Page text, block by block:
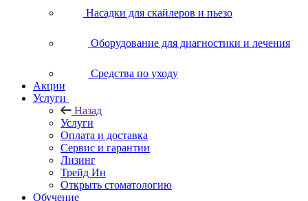
Насадки для скайлеров и пьезо
Оборудование для диагностики и лечения
Средства по уходу
Акции
Услуги
Назад
Услуги
Оплата и доставка
Сервис и гарантии
Лизинг
Трейд Ин
Открыть стоматологию
Обучение